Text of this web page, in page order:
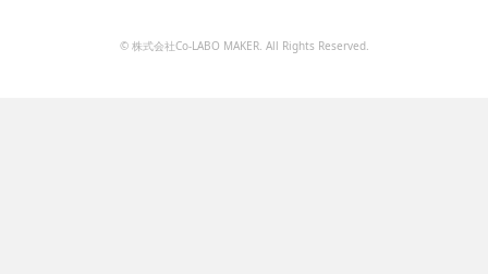
© 株式会社Co-LABO MAKER. All Rights Reserved.